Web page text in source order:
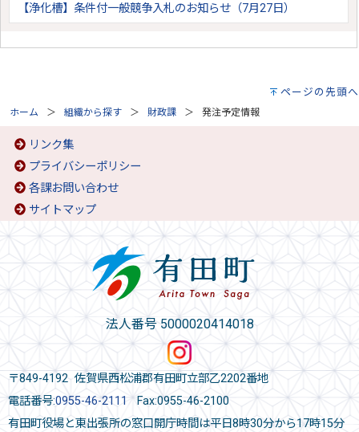
【浄化槽】条件付一般競争入札のお知らせ（7月27日）
ページの先頭へ
ホーム 組織から探す 財政課 発注予定情報
リンク集
プライバシーポリシー
各課お問い合わせ
サイトマップ
法人番号 5000020414018
〒849-4192 佐賀県西松浦郡有田町立部乙2202番地
電話番号:0955-46-2111 Fax:0955-46-2100
有田町役場と東出張所の窓口開庁時間は平日8時30分から17時15分